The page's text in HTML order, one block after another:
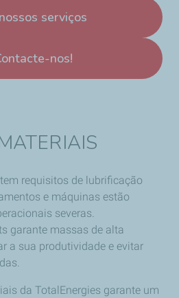
serviços
nos!
requisitos de lubrificação
e máquinas estão
severas.
garante massas de alta
a sua produtividade e evitar
da TotalEnergies garante um